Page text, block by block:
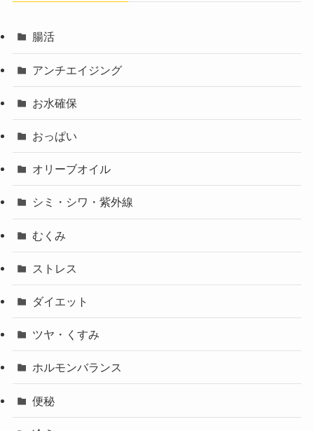
腸活
アンチエイジング
お水確保
おっぱい
オリーブオイル
シミ・シワ・紫外線
むくみ
ストレス
ダイエット
ツヤ・くすみ
ホルモンバランス
便秘